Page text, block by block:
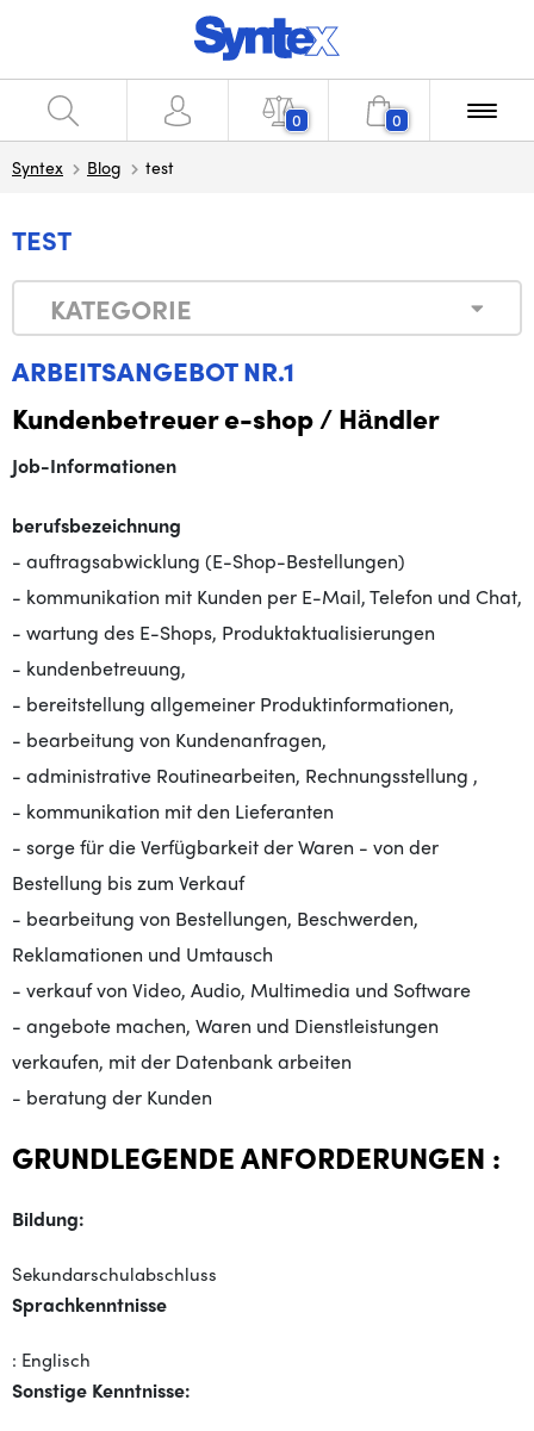
0 0
Syntex Blog test
TEST
KATEGORIE
ARBEITSANGEBOT NR.1
Kundenbetreuer e-shop / Händler
Job-Informationen
berufsbezeichnung
- auftragsabwicklung (E-Shop-Bestellungen)
- kommunikation mit Kunden per E-Mail, Telefon und Chat,
- wartung des E-Shops, Produktaktualisierungen
- kundenbetreuung,
- bereitstellung allgemeiner Produktinformationen,
- bearbeitung von Kundenanfragen,
- administrative Routinearbeiten, Rechnungsstellung ,
- kommunikation mit den Lieferanten
- sorge für die Verfügbarkeit der Waren - von der
Bestellung bis zum Verkauf
- bearbeitung von Bestellungen, Beschwerden,
Reklamationen und Umtausch
- verkauf von Video, Audio, Multimedia und Software
- angebote machen, Waren und Dienstleistungen
verkaufen, mit der Datenbank arbeiten
- beratung der Kunden
GRUNDLEGENDE ANFORDERUNGEN :
Bildung:
Sekundarschulabschluss
Sprachkenntnisse
: Englisch
Sonstige Kenntnisse: